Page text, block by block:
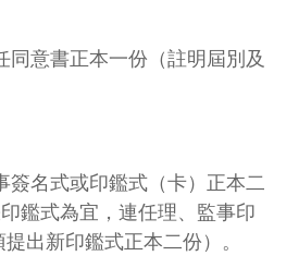
同意書正本一份（註明屆別及
簽名式或印鑑式（卡）正本二
鑑式為宜，連任理、監事印
出新印鑑式正本二份）。